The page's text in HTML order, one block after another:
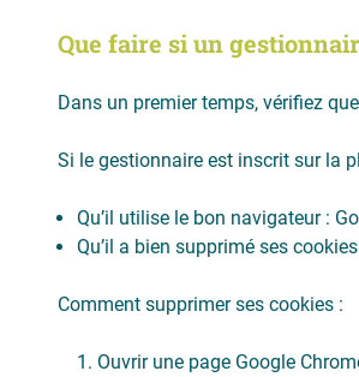
Que faire si un
Dans un premier temps, vérifiez
Si le gestionnaire est inscrit sur la
Qu’il utilise le bon navigateur :
Qu’il a bien supprimé ses cookies
Comment supprimer ses cookies :
Ouvrir une page Google